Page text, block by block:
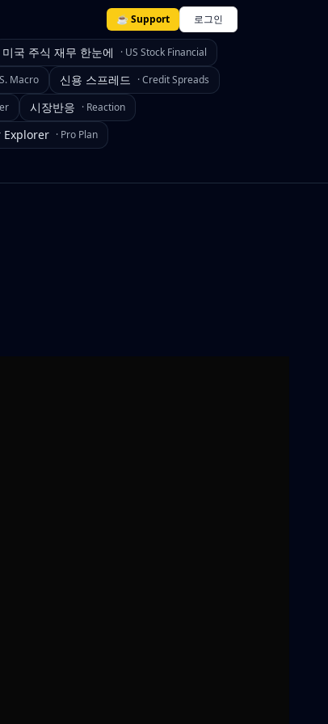
☕ Support 로그인
미국 주식 재무 한눈에 · US Stock Financial
Macro 신용 스프레드 ·Credit Spreads
시장반응 · Reaction
Explorer · Pro Plan